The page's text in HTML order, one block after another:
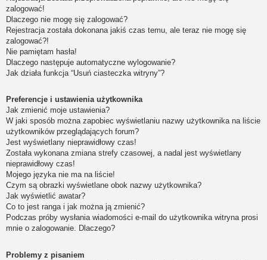
zalogować!
Dlaczego nie mogę się zalogować?
Rejestracja została dokonana jakiś czas temu, ale teraz nie mogę się
zalogować?!
Nie pamiętam hasła!
Dlaczego następuje automatyczne wylogowanie?
Jak działa funkcja “Usuń ciasteczka witryny”?
Preferencje i ustawienia użytkownika
Jak zmienić moje ustawienia?
W jaki sposób można zapobiec wyświetlaniu nazwy użytkownika na liście
użytkowników przeglądających forum?
Jest wyświetlany nieprawidłowy czas!
Została wykonana zmiana strefy czasowej, a nadal jest wyświetlany
nieprawidłowy czas!
Mojego języka nie ma na liście!
Czym są obrazki wyświetlane obok nazwy użytkownika?
Jak wyświetlić awatar?
Co to jest ranga i jak można ją zmienić?
Podczas próby wysłania wiadomości e-mail do użytkownika witryna prosi
mnie o zalogowanie. Dlaczego?
Problemy z pisaniem